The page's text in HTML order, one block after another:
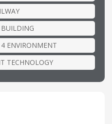
ENVIRONMENT
TECHNOLOGY